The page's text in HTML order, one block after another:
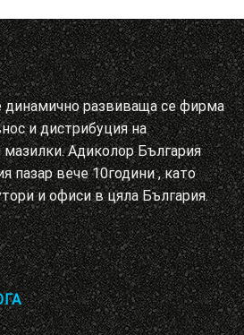
динамично развиваща се фирма
и дистрибуция на
Адиколор България
пазар вече 10години , като
и офиси в цяла България.